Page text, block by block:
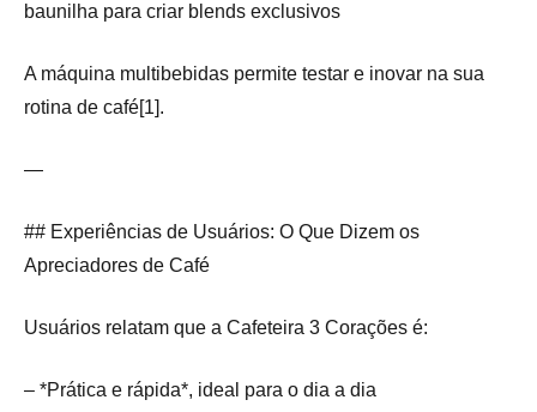
baunilha para criar blends exclusivos
A máquina multibebidas permite testar e inovar na sua
rotina de café[1].
—
## Experiências de Usuários: O Que Dizem os
Apreciadores de Café
Usuários relatam que a Cafeteira 3 Corações é:
– *Prática e rápida*, ideal para o dia a dia